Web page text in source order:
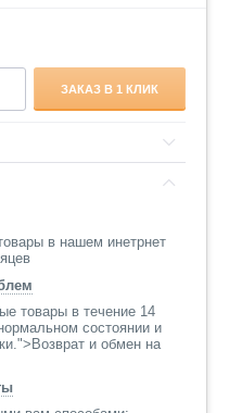
ЗАКАЗ В 1 КЛИК
в нашем инетрнет
товары в течение 14
состоянии и
и обмен на